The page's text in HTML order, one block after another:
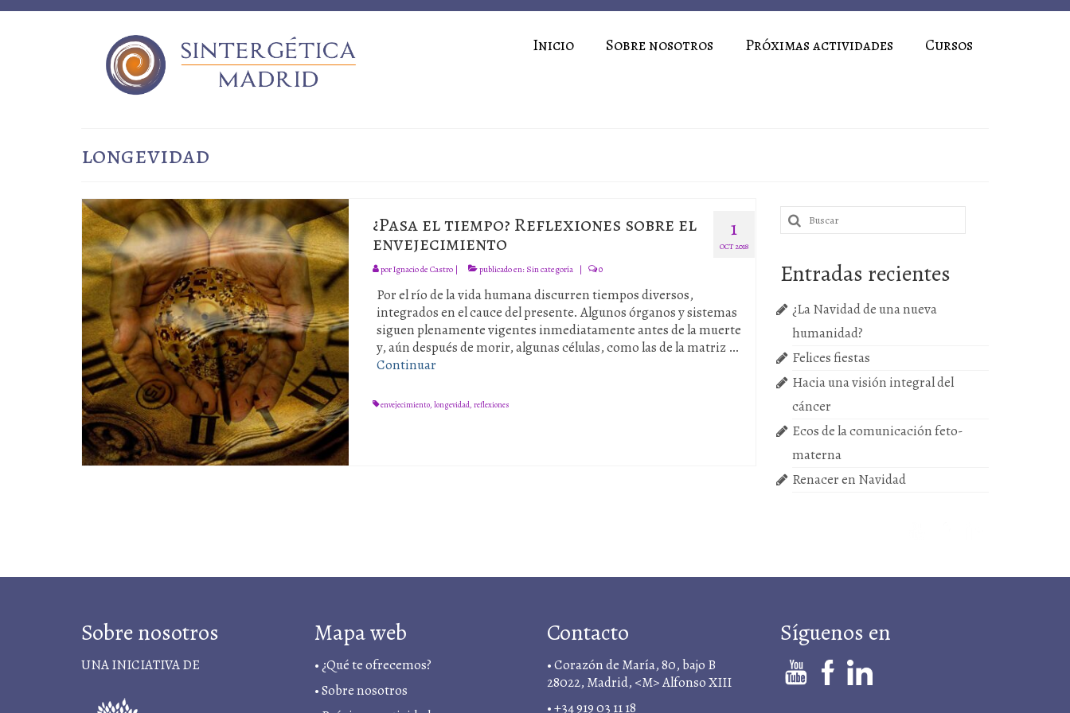
Inicio Sobre nosotros Próximas actividades Cursos
longevidad
1
OCT 2018
¿Pasa el tiempo? Reflexiones sobre el
envejecimiento
porIgnacio de Castro| publicado en: Sin categoría | 0
Por el río de la vida humana discurren tiempos diversos,
integrados en el cauce del presente. Algunos órganos y sistemas
siguen plenamente vigentes inmediatamente antes de la muerte
y, aún después de morir, algunas células, como las de la matriz …
Continuar
envejecimiento, longevidad, reflexiones
Buscar
por:
Entradas recientes
¿La Navidad de una nueva
humanidad?
Felices fiestas
Hacia una visión integral del
cáncer
Ecos de la comunicación feto-
materna
Renacer en Navidad
Sobre nosotros
UNA INICIATIVA DE
Mapa web
•¿Qué te ofrecemos?
•Sobre nosotros
Contacto
• Corazón de María, 80, bajo B
28022, Madrid, <M> Alfonso XIII
• +34 919 03 11 18
Síguenos en